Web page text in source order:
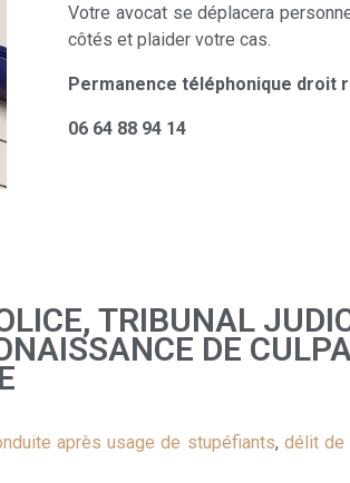
Votre avocat se déplacera
côtés et plaider votre cas.
Permanence téléphonique droit
06 64 88 94 14
TRIBUNAL
DE
après usage de stupéfiants, délit de